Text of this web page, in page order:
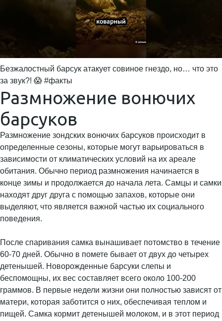
Безжалостный барсук атакует совиное гнездо, но… что это
за звук?! 😱 #факты
Размножение вонючих
барсуков
Размножение зондских вонючих барсуков происходит в
определенные сезоны, которые могут варьироваться в
зависимости от климатических условий на их ареале
обитания. Обычно период размножения начинается в
конце зимы и продолжается до начала лета. Самцы и самки
находят друг друга с помощью запахов, которые они
выделяют, что является важной частью их социального
поведения.
После спаривания самка вынашивает потомство в течение
60-70 дней. Обычно в помете бывает от двух до четырех
детенышей. Новорожденные барсуки слепы и
беспомощны, их вес составляет всего около 100-200
граммов. В первые недели жизни они полностью зависят от
матери, которая заботится о них, обеспечивая теплом и
пищей. Самка кормит детенышей молоком, и в этот период